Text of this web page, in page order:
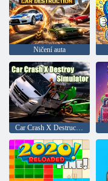
Ničení auta
Car Crash X Destruction Simulator